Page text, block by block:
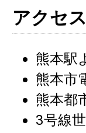
アクセス
熊本駅
熊本市
熊本都
3号線